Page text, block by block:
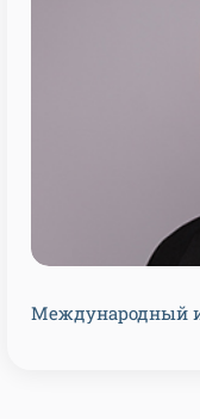
Международный